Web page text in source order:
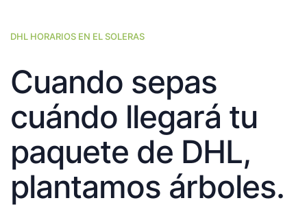
DHL HORARIOS EN EL SOLERAS
Cuando sepas
cuándo llegará tu
paquete de DHL,
plantamos árboles.